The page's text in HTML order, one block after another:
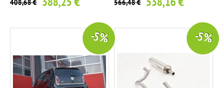
408,68 € 566,48 €
-5 % -5 %